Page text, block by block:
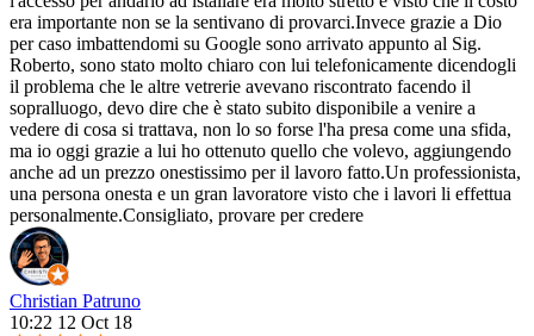
era importante non se la sentivano di provarci.Invece grazie a Dio
per caso imbattendomi su Google sono arrivato appunto al Sig.
Roberto, sono stato molto chiaro con lui telefonicamente dicendogli
il problema che le altre vetrerie avevano riscontrato facendo il
sopralluogo, devo dire che è stato subito disponibile a venire a
vedere di cosa si trattava, non lo so forse l'ha presa come una sfida,
ma io oggi grazie a lui ho ottenuto quello che volevo, aggiungendo
anche ad un prezzo onestissimo per il lavoro fatto.Un professionista,
una persona onesta e un gran lavoratore visto che i lavori li effettua
personalmente.Consigliato, provare per credere
Christian Patruno
10:22 12 Oct 18